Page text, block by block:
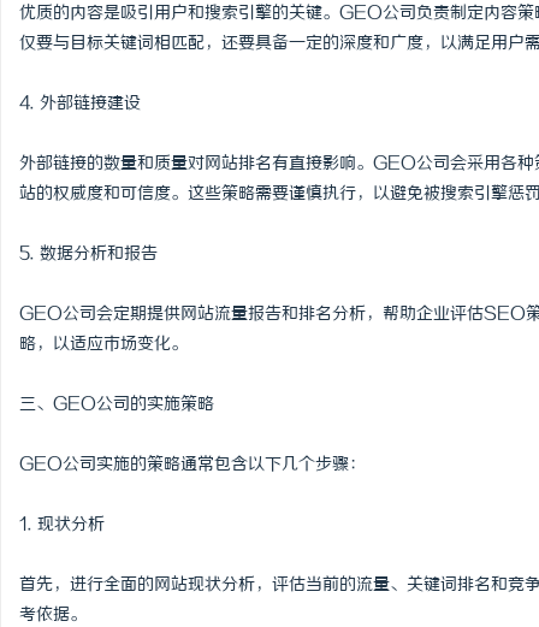
优质的内容是吸引用户和搜索引擎的关键。GEO公司负责制定内容
仅要与目标关键词相匹配，还要具备一定的深度和广度，以满足用户
4. 外部链接建设
外部链接的数量和质量对网站排名有直接影响。GEO公司会采用各
站的权威度和可信度。这些策略需要谨慎执行，以避免被搜索引擎惩
5. 数据分析和报告
GEO公司会定期提供网站流量报告和排名分析，帮助企业评估SEO
略，以适应市场变化。
三、GEO公司的实施策略
GEO公司实施的策略通常包含以下几个步骤：
1. 现状分析
首先，进行全面的网站现状分析，评估当前的流量、关键词排名和
考依据。